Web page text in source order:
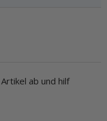
ab und hilf